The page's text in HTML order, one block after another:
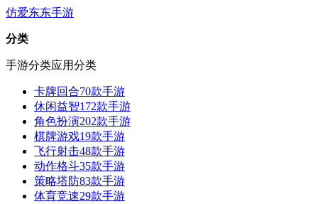
仿爱东东手游
分类
手游分类应用分类
卡牌回合70款手游
休闲益智172款手游
角色扮演202款手游
棋牌游戏19款手游
飞行射击48款手游
动作格斗35款手游
策略塔防83款手游
体育竞速29款手游